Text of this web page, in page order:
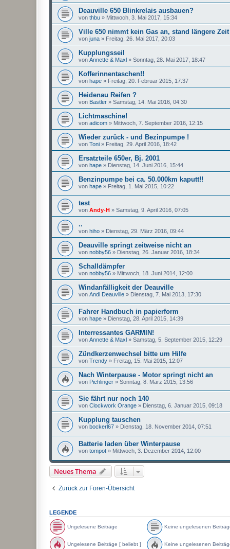
Deauville 650 Blinkrelais ausbauen?
von thbu » Mittwoch, 3. Mai 2017, 15:34
Ville 650 nimmt kein Gas an, stand längere
von juna » Freitag, 26. Mai 2017, 20:03
Kupplungsseil
von Annette & Maxl » Sonntag, 28. Mai 2017, 18:47
Kofferinnentaschen!!
von hape » Freitag, 20. Februar 2015, 17:37
Heidenau Reifen ?
von Bastler » Samstag, 14. Mai 2016, 04:30
Lichtmaschine!
von adicom » Mittwoch, 7. September 2016, 12:15
Wieder zurück - und Bezinpumpe !
von Toni » Freitag, 29. April 2016, 18:42
Ersatzteile 650er, Bj. 2001
von hape » Dienstag, 14. Juni 2016, 15:44
Benzinpumpe bei ca. 50.000km kaputt!!
von hape » Freitag, 1. Mai 2015, 10:22
test
von Andy-H » Samstag, 9. April 2016, 07:05
..
von hiho » Dienstag, 29. März 2016, 09:44
Deauville springt zeitweise nicht an
von nobby56 » Dienstag, 26. Januar 2016, 18:34
Schalldämpfer
von nobby56 » Mittwoch, 18. Juni 2014, 12:00
Windanfälligkeit der Deauville
von Andi Deauville » Dienstag, 7. Mai 2013, 17:30
Fahrer Handbuch in papierform
von hape » Dienstag, 28. April 2015, 14:39
Interressantes GARMIN!
von Annette & Maxl » Samstag, 5. September 2015, 12:29
Zündkerzenwechsel bitte um Hilfe
von Trendy » Freitag, 15. Mai 2015, 12:07
Nach Winterpause - Motor springt nicht an
von Pichlinger » Sonntag, 8. März 2015, 13:56
Sie fährt nur noch 140
von Clockwork Orange » Dienstag, 6. Januar 2015, 09:18
Kupplung tauschen
von bockerl67 » Dienstag, 18. November 2014, 07:51
Batterie laden über Winterpause
von tompot » Mittwoch, 3. Dezember 2014, 12:00
Neues Thema
Zurück zur Foren-Übersicht
LEGENDE
n
Ungelesene Beiträge
Ungelesene Beiträge [ beliebt ]
e
Keine ungelesenen
Keine ungelesenen